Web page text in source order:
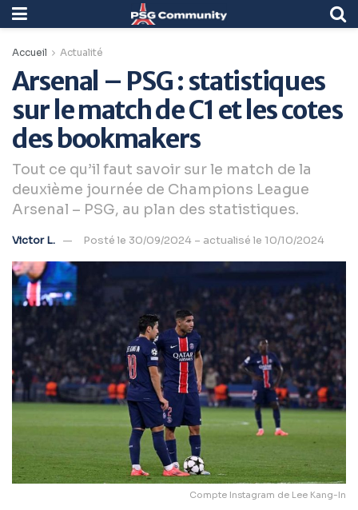
Accueil Actualité
Arsenal – PSG : statistiques
sur le match de C1 et les cotes
des bookmakers
Tout ce qu’il faut savoir sur le match de la
deuxième journée de Champions League
Arsenal – PSG, au plan des statistiques.
Victor L. Posté le 30/09/2024 – actualisé le 10/10/2024
Compte Instagram de Lee Kang-In